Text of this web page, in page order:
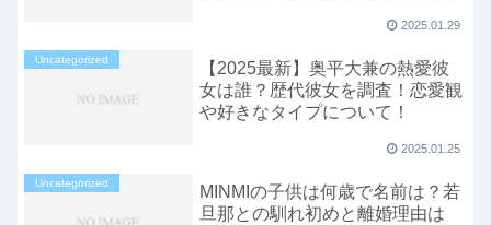
2025.01.29
Uncategorized
【2025最新】奥平大兼の熱愛彼
女は誰？歴代彼女を調査！恋愛観
や好きなタイプについて！
2025.01.25
Uncategorized
MINMIの子供は何歳で名前は？若
旦那との馴れ初めと離婚理由は